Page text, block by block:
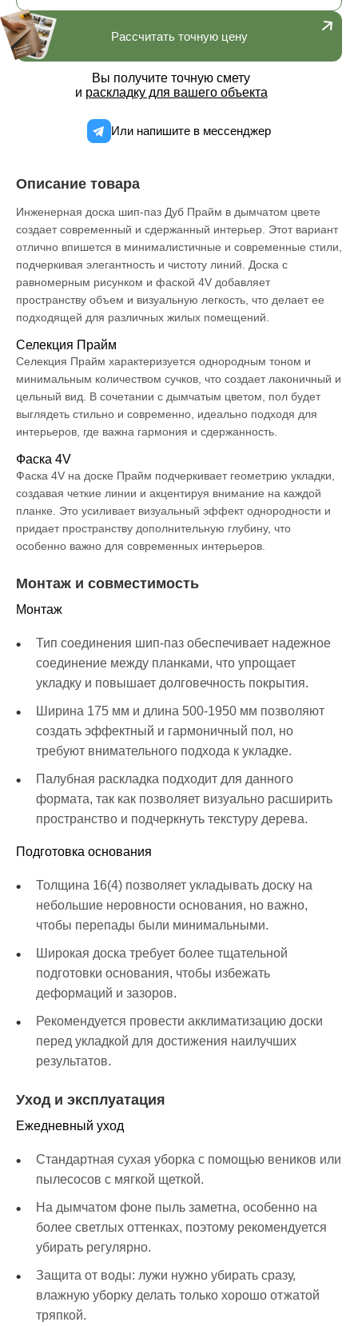
Рассчитать точную цену
Вы получите точную смету
и раскладку для вашего объекта
Или напишите в мессенджер
Описание товара
Инженерная доска шип-паз Дуб Прайм в дымчатом цвете
создает современный и сдержанный интерьер. Этот вариант
отлично впишется в минималистичные и современные стили,
подчеркивая элегантность и чистоту линий. Доска с
равномерным рисунком и фаской 4V добавляет
пространству объем и визуальную легкость, что делает ее
подходящей для различных жилых помещений.
Селекция Прайм
Селекция Прайм характеризуется однородным тоном и
минимальным количеством сучков, что создает лаконичный и
цельный вид. В сочетании с дымчатым цветом, пол будет
выглядеть стильно и современно, идеально подходя для
интерьеров, где важна гармония и сдержанность.
Фаска 4V
Фаска 4V на доске Прайм подчеркивает геометрию укладки,
создавая четкие линии и акцентируя внимание на каждой
планке. Это усиливает визуальный эффект однородности и
придает пространству дополнительную глубину, что
особенно важно для современных интерьеров.
Монтаж и совместимость
Монтаж
Тип соединения шип-паз обеспечивает надежное
соединение между планками, что упрощает
укладку и повышает долговечность покрытия.
Ширина 175 мм и длина 500-1950 мм позволяют
создать эффектный и гармоничный пол, но
требуют внимательного подхода к укладке.
Палубная раскладка подходит для данного
формата, так как позволяет визуально расширить
пространство и подчеркнуть текстуру дерева.
Подготовка основания
Толщина 16(4) позволяет укладывать доску на
небольшие неровности основания, но важно,
чтобы перепады были минимальными.
Широкая доска требует более тщательной
подготовки основания, чтобы избежать
деформаций и зазоров.
Рекомендуется провести акклиматизацию доски
перед укладкой для достижения наилучших
результатов.
Уход и эксплуатация
Ежедневный уход
Стандартная сухая уборка с помощью веников или
пылесосов с мягкой щеткой.
На дымчатом фоне пыль заметна, особенно на
более светлых оттенках, поэтому рекомендуется
убирать регулярно.
Защита от воды: лужи нужно убирать сразу,
влажную уборку делать только хорошо отжатой
тряпкой.